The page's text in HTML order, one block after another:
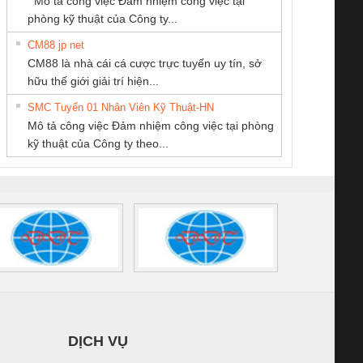
FSP/2X1/1X2
sát chuỗi
tấm pin
16I+
(2502520000)
Bộ chỉnh lưu nguồn
điện TRANSCLINIC
BKE 1K5.4
(7791400879)2. Giá
Nẹp nhôm chống
trơn Đà Nẵng
CÔNG TY TNHH
THƯƠNG MẠI
THIÊN ÂN VIỆT
NAM
KINH DOANH
DỊCH VỤ XNK
PHƯƠNG NAM
THƯƠNG MẠI
GIA HƯNG PHÁT
phòng kỹ thuật của Công ty...
CM88 jp net
CM88 là nhà cái cá cược trực tuyến uy tín, sở
hữu thế giới giải trí hiện...
SMC Tuyển 01 Nhân Viên Kỹ Thuật-HN
Mô tả công việc Đảm nhiệm công việc tại phòng
kỹ thuật của Công ty theo...
DỊCH VỤ